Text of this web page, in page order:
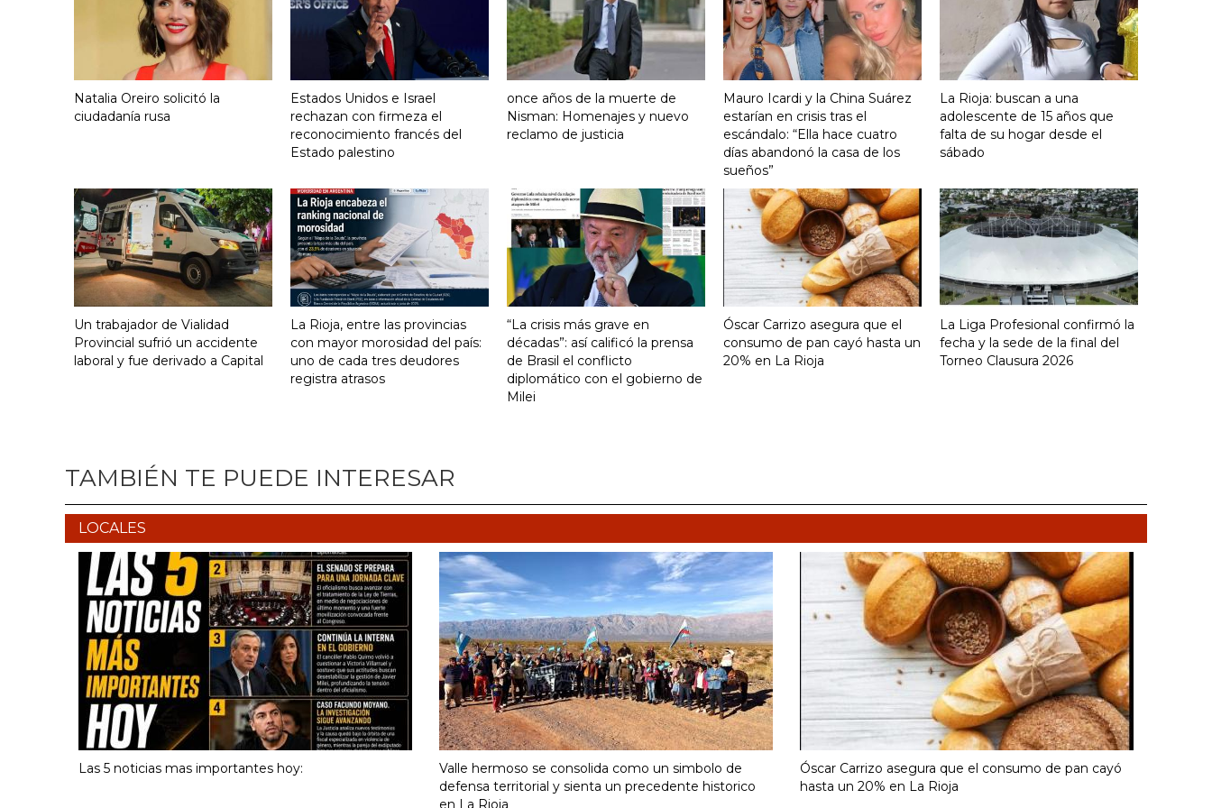
Natalia Oreiro solicitó la
ciudadanía rusa
Estados Unidos e Israel
rechazan con firmeza el
reconocimiento francés del
Estado palestino
once años de la muerte de
Nisman: Homenajes y nuevo
reclamo de justicia
Mauro Icardi y la China Suárez
estarían en crisis tras el
escándalo: “Ella hace cuatro
días abandonó la casa de los
sueños”
La Rioja: buscan a una
adolescente de 15 años que
falta de su hogar desde el
sábado
Un trabajador de Vialidad
Provincial sufrió un accidente
laboral y fue derivado a Capital
La Rioja, entre las provincias
con mayor morosidad del país:
uno de cada tres deudores
registra atrasos
“La crisis más grave en
décadas”: así calificó la prensa
de Brasil el conflicto
diplomático con el gobierno de
Milei
Óscar Carrizo asegura que el
consumo de pan cayó hasta un
20% en La Rioja
La Liga Profesional confirmó la
fecha y la sede de la final del
Torneo Clausura 2026
TAMBIÉN TE PUEDE INTERESAR
LOCALES
Las 5 noticias mas importantes hoy:
Valle hermoso se consolida como un simbolo de
defensa territorial y sienta un precedente historico
en La Rioja
Óscar Carrizo asegura que el consumo de pan cayó
hasta un 20% en La Rioja